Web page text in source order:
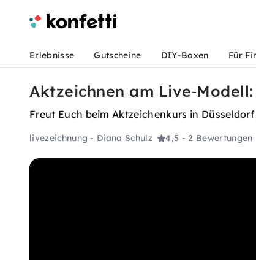
Erlebnisse Gutscheine DIY-Boxen Für
Aktzeichnen am
Freut Euch beim Aktzeichenkurs in
livezeichnung - Diana Schulz 4,5 - 2 Bewertungen